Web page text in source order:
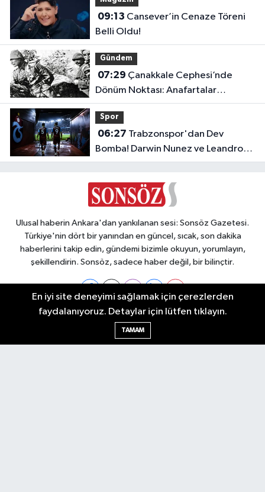
09:13
Belli Oldu!
Gündem
07:29
Dönüm Noktası: Anafartalar
Zaferi’nin 111. Yıl Dönümü!
Spor
06:27
Bomba! Darwin Nunez ve Leandro
Paredes Hamlesi!
Ulusal haberin Ankara'dan yankılanan sesi: Sonsöz Gazetesi.
Türkiye'nin dört bir yanından en güncel, sıcak, son dakika
haberlerini takip edin, gündemi bizimle okuyun, yorumlayın,
şekillendirin. Sonsöz, sadece haber değil, bir bilinçtir.
Ankara Nöbetçi Eczaneler
En iyi site deneyimi sağlamak için çerezlerden
faydalanıyoruz. Detaylar için lütfen tıklayın.
TAMAM